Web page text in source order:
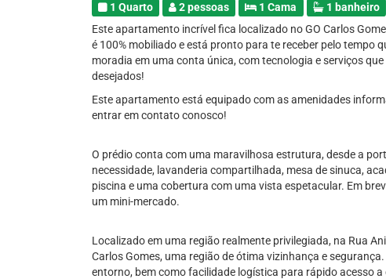
1 Quarto 2 pessoas 1 Cama
1 banheiro
Este apartamento incrível fica localizado no GO Carlos
é 100% mobiliado e está pronto para te receber pelo tempo
moradia em uma conta única, com tecnologia e serviços
desejados!
Este apartamento está equipado com as amenidades
entrar em contato conosco!
O prédio conta com uma maravilhosa estrutura, desde a
necessidade, lavanderia compartilhada, mesa de sinuca,
piscina e uma cobertura com uma vista espetacular. Em
um mini-mercado.
Localizado em uma região realmente privilegiada, na Rua
Carlos Gomes, uma região de ótima vizinhança e
entorno, bem como facilidade logística para rápido acesso